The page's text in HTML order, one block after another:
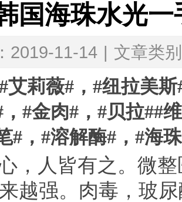
国海珠水光
2019-11-14 | 文章类
艾莉薇#，#纽拉美
#金肉#，#贝拉##
#，#溶解酶#，#海
，人皆有之。微
越强。肉毒，玻